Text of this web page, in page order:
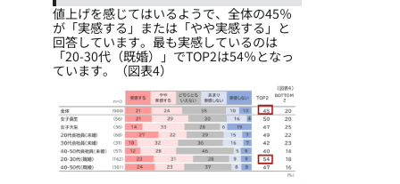
値上げを感じてはいるようで、全体の45％
が「実感する」または「やや実感する」と
回答しています。最も実感しているのは
「20-30代（既婚）」でTOP2は54％となっ
ています。（図表4）